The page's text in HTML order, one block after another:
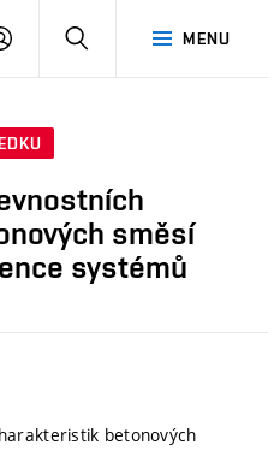
MENU
PŘIHLÁSIT
směsí
systémů
betonových